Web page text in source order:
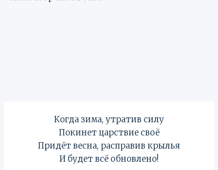
Когда зима, утратив силу
Покинет царствие своё
Придёт весна, расправив крылья
И будет всё обновлено!